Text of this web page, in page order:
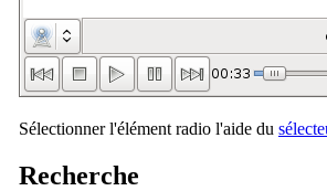
Sélectionner l'élément radio l'aide du
Recherche